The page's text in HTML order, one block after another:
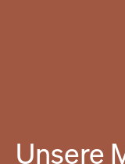
Unsere